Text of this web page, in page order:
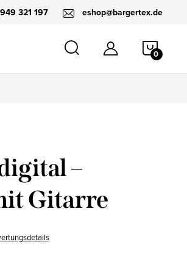
321 197 eshop@bargertex.de
–
Gitarre